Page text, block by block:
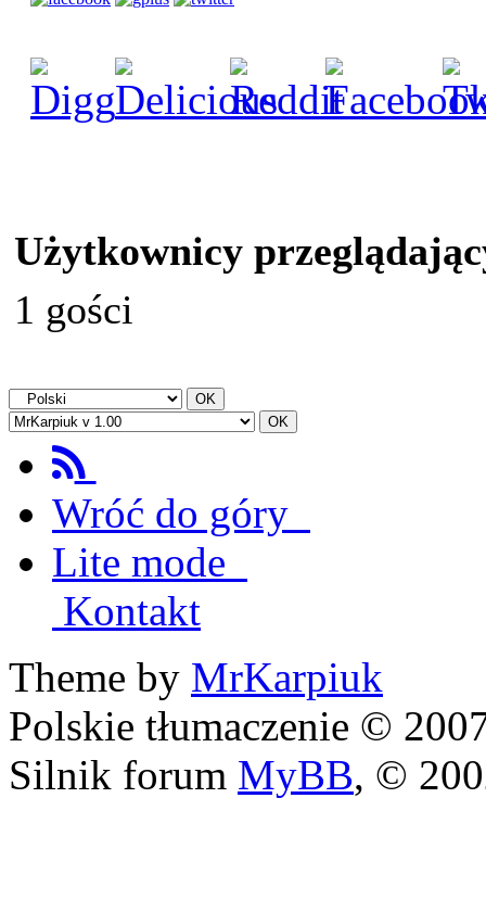
Użytkownicy
1 gości
Wróć do góry
Lite mode
Kontakt
Theme by MrKarpiuk
Polskie tłumaczenie ©
Silnik forum MyBB, ©